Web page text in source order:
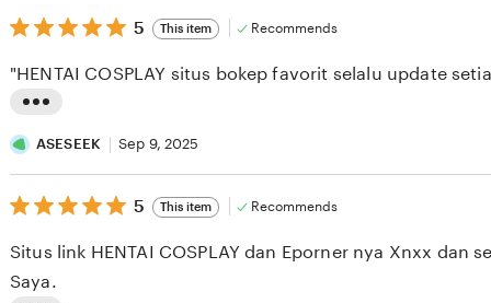
5
out
5
stars
5 This item Recommends
i
s
t
n
g
"HENTAI COSPLAY situs bokep favorit selalu update
ASESEEK Sep 9, 2025
5
out
5
stars
5 This item Recommends
Situs link HENTAI COSPLAY dan Eporner nya Xnxx dan
Saya.